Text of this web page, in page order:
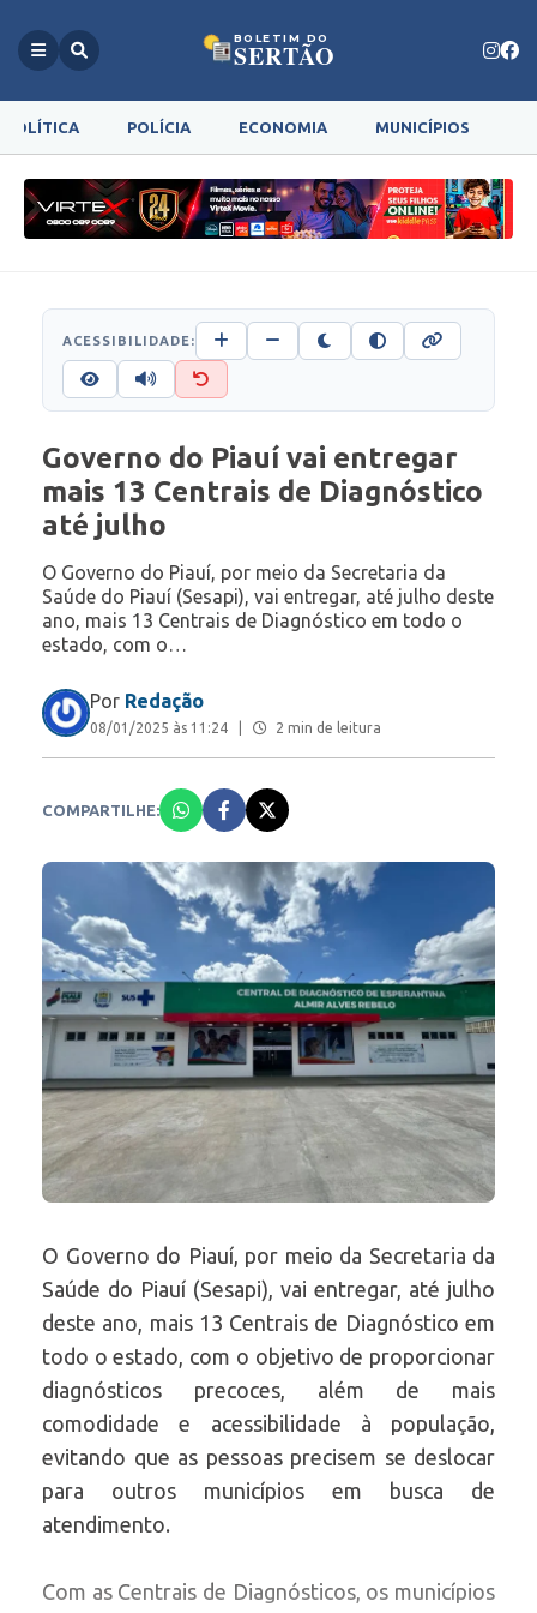
BOLETIM DO
SERTÃO
POLÍTICA POLÍCIA ECONOMIA MUNICÍPIOS
ACESSIBILIDADE:
Governo do Piauí vai entregar
mais 13 Centrais de Diagnóstico
até julho
O Governo do Piauí, por meio da Secretaria da
Saúde do Piauí (Sesapi), vai entregar, até julho deste
ano, mais 13 Centrais de Diagnóstico em todo o
estado, com o…
Por Redação
08/01/2025 às 11:24 2 min de leitura
COMPARTILHE:
O Governo do Piauí, por meio da Secretaria da
Saúde do Piauí (Sesapi), vai entregar, até julho
deste ano, mais 13 Centrais de Diagnóstico em
todo o estado, com o objetivo de proporcionar
diagnósticos precoces, além de mais
comodidade e acessibilidade à população,
evitando que as pessoas precisem se deslocar
para outros municípios em busca de
atendimento.
Com as Centrais de Diagnósticos, os municípios